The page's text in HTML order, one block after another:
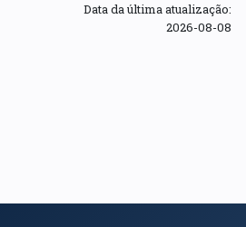
Data da última atualização:
2026-08-08